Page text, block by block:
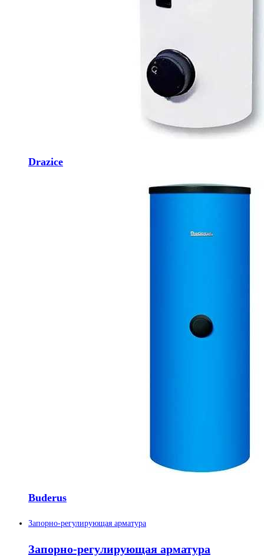
Drazice
Buderus
Запорно-регулирующая арматура
Запорно-регулирующая арматура